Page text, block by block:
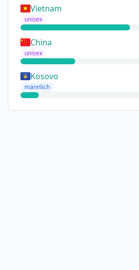
Vietnam
unisex
China
unisex
Kosovo
männlich